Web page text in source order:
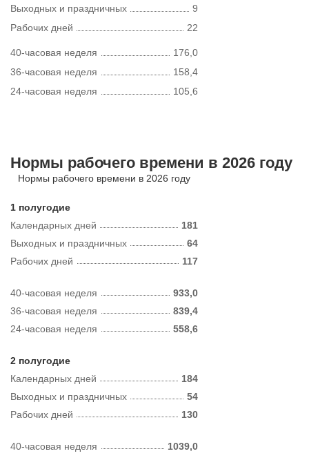
Выходных и праздничных
9
Рабочих дней
22
40-часовая неделя
176,0
36-часовая неделя
158,4
24-часовая неделя
105,6
Нормы рабочего времени в 2026 году
Нормы рабочего времени в 2026 году
1 полугодие
Календарных дней
181
Рабочих дней 117
Выходных и праздничных 64
40-часовая неделя
933,0
36-часовая неделя
839,4
24-часовая неделя
558,6
2 полугодие
Календарных дней
184
Рабочих дней 130
Выходных и праздничных 54
40-часовая неделя
1039,0